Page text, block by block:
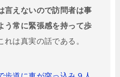
言えないので訪問者は事
う常に緊張感を持って歩
れは真実の話である。